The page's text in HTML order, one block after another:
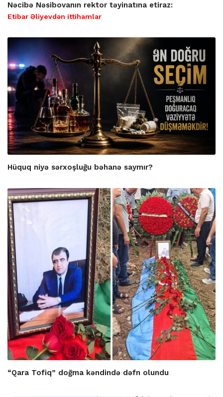
Nəcibə Nəsibovanın rektor təyinatına etiraz:
Etibar Əliyevdən ittihamlar
Hüquq niyə sərxoşluğu bəhanə saymır?
“Qara Tofiq” doğma kəndində dəfn olundu